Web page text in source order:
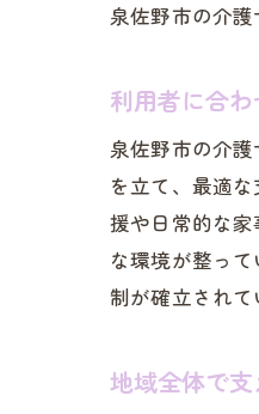
泉佐野市の介
利用者に合
泉佐野市の介
を立て、最適
援や日常的な
な環境が整っ
制が確立されて
地域全体で